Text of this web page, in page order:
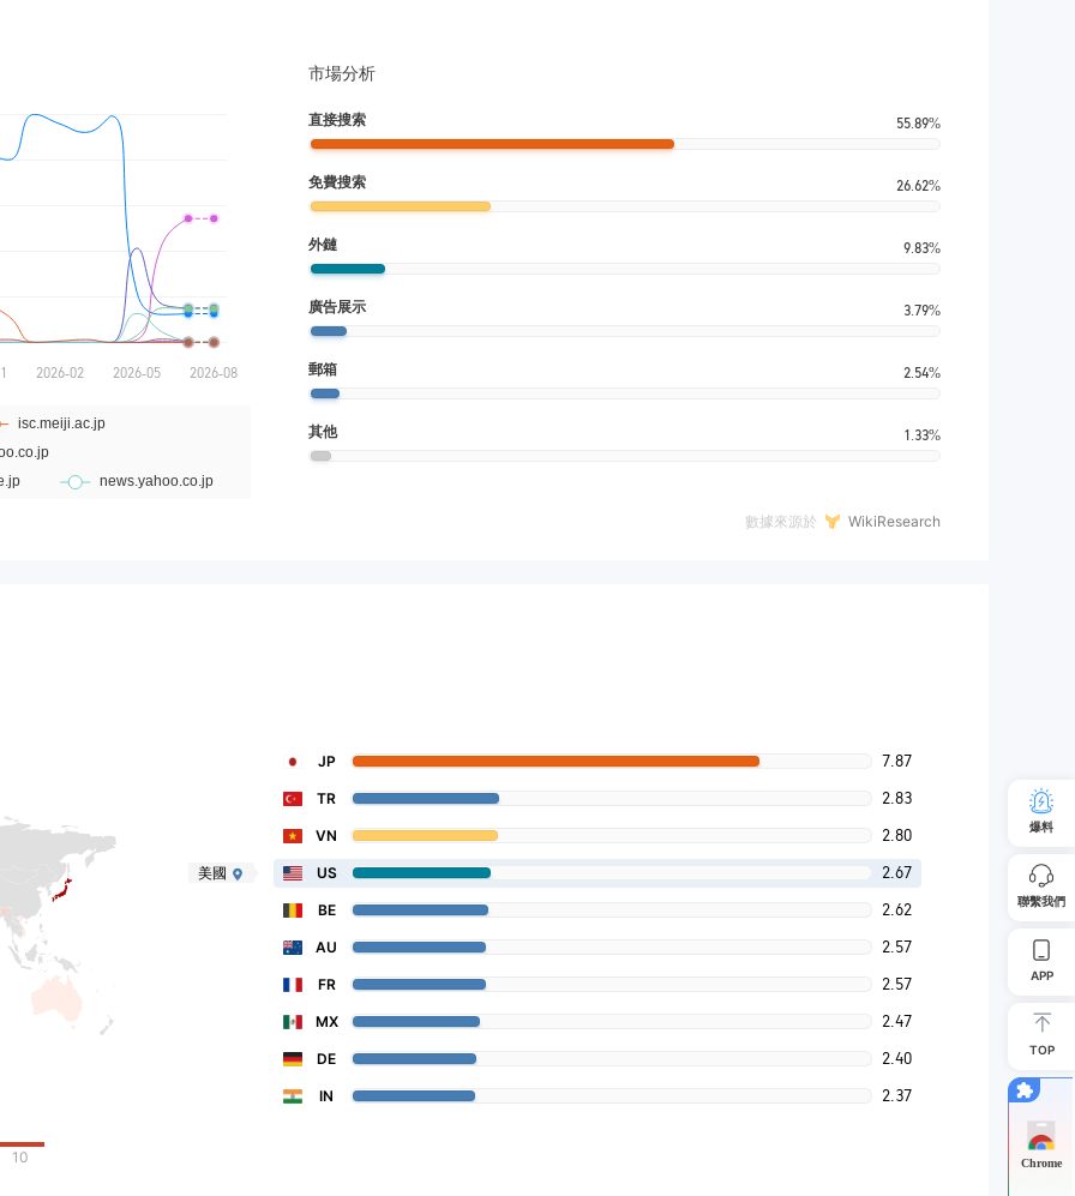
市場分析
直接搜索 55.89%
免費搜索 26.62%
外鏈 9.83%
廣告展示 3.79%
郵箱 2.54%
其他 1.33%
數據來源於 WikiResearch
10
JP 7.87
TR 2.83
VN 2.80
美國 US 2.67
BE 2.62
AU 2.57
FR 2.57
MX 2.47
DE 2.40
IN 2.37
爆料
聯繫我們
APP
TOP
Chrome